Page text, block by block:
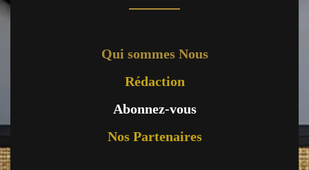
Qui sommes Nous
Rédaction
Abonnez-vous
Nos Partenaires